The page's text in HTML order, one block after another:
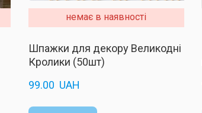
немає в наявності
Шпажки для декору Великодні
Кролики (50шт)
99.00  UAH